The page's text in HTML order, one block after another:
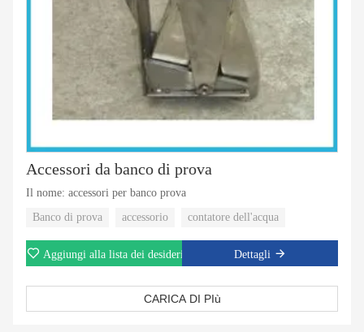
Accessori da banco di prova
Il nome: accessori per banco prova
Banco di prova
accessorio contatore dell'acqua
Aggiungi alla lista dei desideri Dettagli
CARICA DI PIù